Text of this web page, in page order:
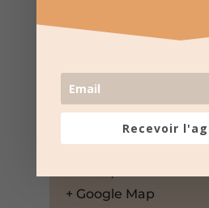
20 Sep 2025
07:00 au 16:00
Ville de Saint-Gilles
+ Google Map
Recevoir